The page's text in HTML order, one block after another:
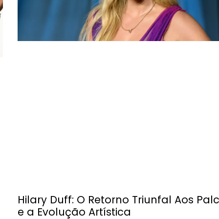
Hilary Duff: O Retorno Triunfal Aos
e a Evolução Artística